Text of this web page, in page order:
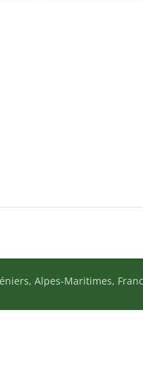
Alpes-Maritimes,